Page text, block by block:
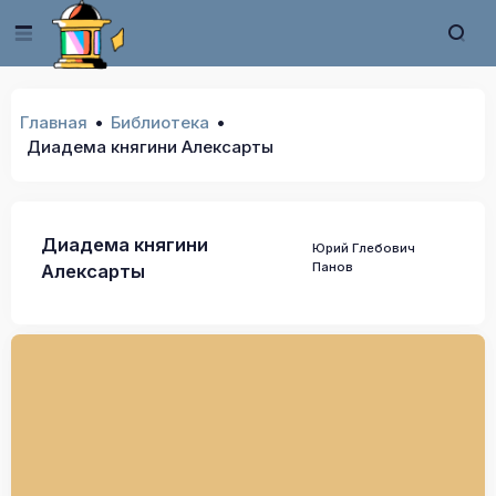
Главная
Библиотека
Диадема княгини Алексарты
Диадема княгини
Алексарты
Юрий Глебович
Панов